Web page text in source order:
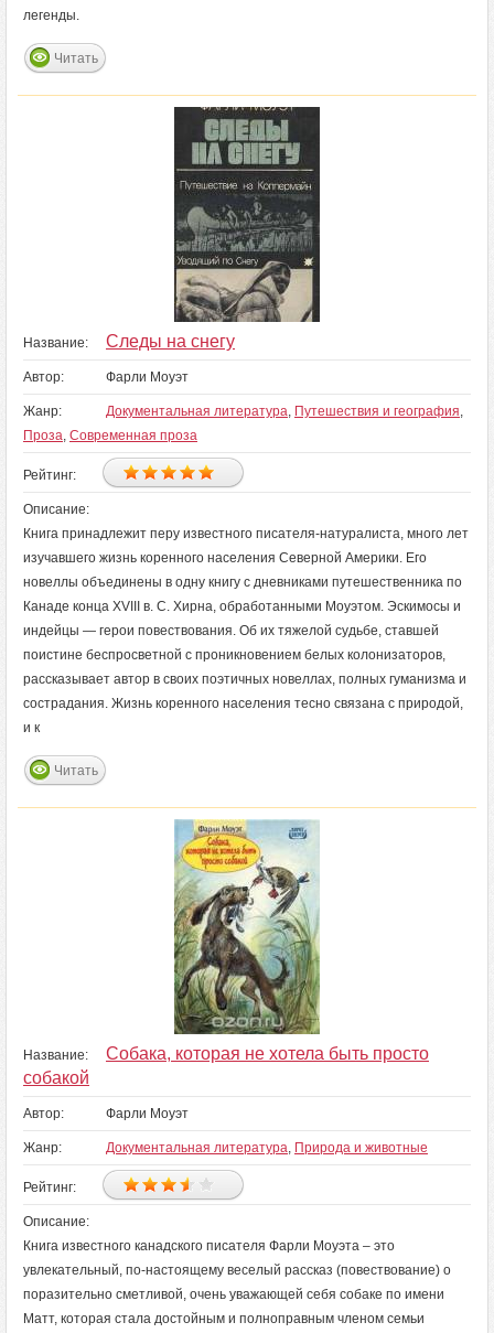
легенды.
Читать
Название: Следы на снегу
Автор: Фарли Моуэт
Жанр: Документальная литература, Путешествия и география,
Проза, Современная проза
Рейтинг:
Описание:
Книга принадлежит перу известного писателя-натуралиста, много лет
изучавшего жизнь коренного населения Северной Америки. Его
новеллы объединены в одну книгу с дневниками путешественника по
Канаде конца XVIII в. С. Хирна, обработанными Моуэтом. Эскимосы и
индейцы — герои повествования. Об их тяжелой судьбе, ставшей
поистине беспросветной с проникновением белых колонизаторов,
рассказывает автор в своих поэтичных новеллах, полных гуманизма и
сострадания. Жизнь коренного населения тесно связана с природой,
и к
Читать
Название:
Собака, которая не хотела быть просто
собакой
Автор: Фарли Моуэт
Жанр: Документальная литература, Природа и животные
Рейтинг:
Описание:
Книга известного канадского писателя Фарли Моуэта – это
увлекательный, по-настоящему веселый рассказ (повествование) о
поразительно сметливой, очень уважающей себя собаке по имени
Матт, которая стала достойным и полноправным членом семьи